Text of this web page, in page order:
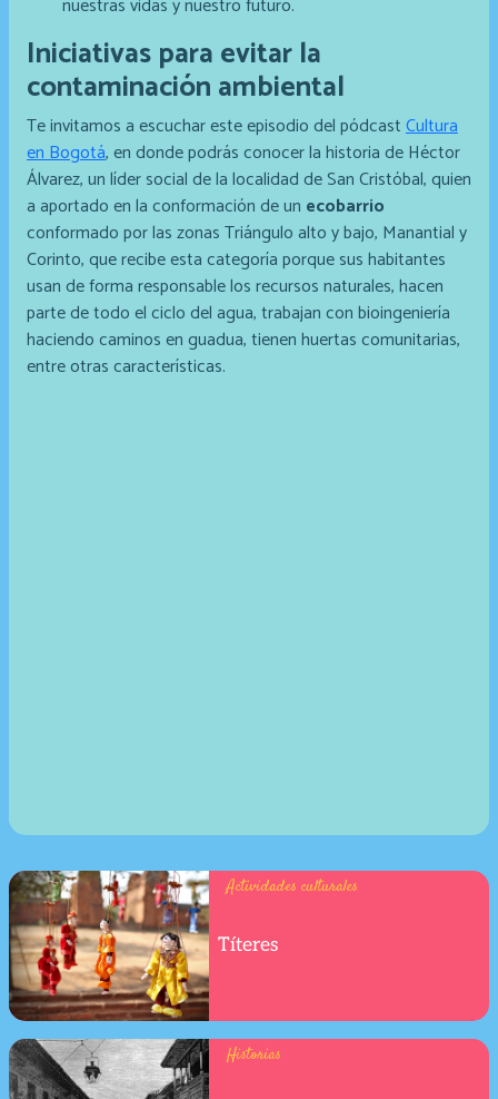
nuestras vidas y nuestro futuro.
Iniciativas para evitar la
contaminación ambiental
Te invitamos a escuchar este episodio del pódcastCultura
en Bogotá, en donde podrás conocer la historia de Héctor
Álvarez, un líder social de la localidad de San Cristóbal, quien
a aportado en la conformación de un ecobarrio
conformado por las zonas Triángulo alto y bajo, Manantial y
Corinto, que recibe esta categoría porque sus habitantes
usan de forma responsable los recursos naturales, hacen
parte de todo el ciclo del agua, trabajan con bioingeniería
haciendo caminos en guadua, tienen huertas comunitarias,
entre otras características.
Actividades culturales
Títeres
Historias